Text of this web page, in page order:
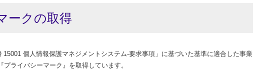
ークの取得
個人情報保護マネジメントシステム-要求事項」に基づいた基準に適合した事業
ライバシーマーク』を取得しています。